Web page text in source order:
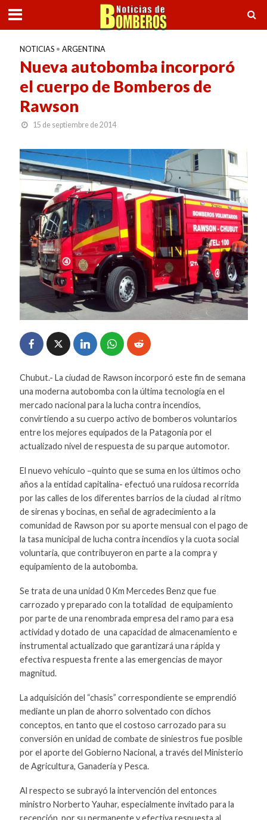
NOTICIAS • ARGENTINA
Nueva autobomba incorporó
el cuerpo de Bomberos de
Rawson
15 de septiembre de 2014
Chubut.- La ciudad de Rawson incorporó este fin de semana
una moderna autobomba con la última tecnología en el
mercado nacional para la lucha contra incendios,
convirtiendo a su cuerpo activo de bomberos voluntarios
entre los mejores equipados de la Patagonia por el
actualizado nivel de respuesta de su parque automotor.
El nuevo vehículo –quinto que se suma en los últimos ocho
años a la entidad capitalina- efectuó una ruidosa recorrida
por las calles de los diferentes barrios de la ciudad al ritmo
de sirenas y bocinas, en señal de agradecimiento a la
comunidad de Rawson por su aporte mensual con el pago de
la tasa municipal de lucha contra incendios y la cuota social
voluntaria, que contribuyeron en parte a la compra y
equipamiento de la autobomba.
Se trata de una unidad 0 Km Mercedes Benz que fue
carrozado y preparado con la totalidad de equipamiento
por parte de una renombrada empresa del ramo para esa
actividad y dotado de una capacidad de almacenamiento e
instrumental actualizado que garantizará una rápida y
efectiva respuesta frente a las emergencias de mayor
magnitud.
La adquisición del “chasis” correspondiente se emprendió
mediante un plan de ahorro solventado con dichos
conceptos, en tanto que el costoso carrozado para su
conversión en unidad de combate de siniestros fue posible
por el aporte del Gobierno Nacional, a través del Ministerio
de Agricultura, Ganadería y Pesca.
Al respecto se subrayó la intervención del entonces
ministro Norberto Yauhar, especialmente invitado para la
recepción, por su permanente y efectiva respuesta al